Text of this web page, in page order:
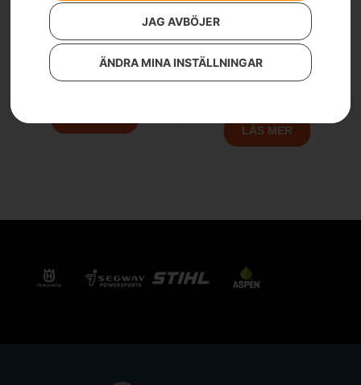
JAG AVBÖJER
ÄNDRA MINA INSTÄLLNINGAR
Husqvarna
Automower® 535 AWD
EPOS®
Husqvarna
Automower® 435X
AWD NERA med
LÄS MER